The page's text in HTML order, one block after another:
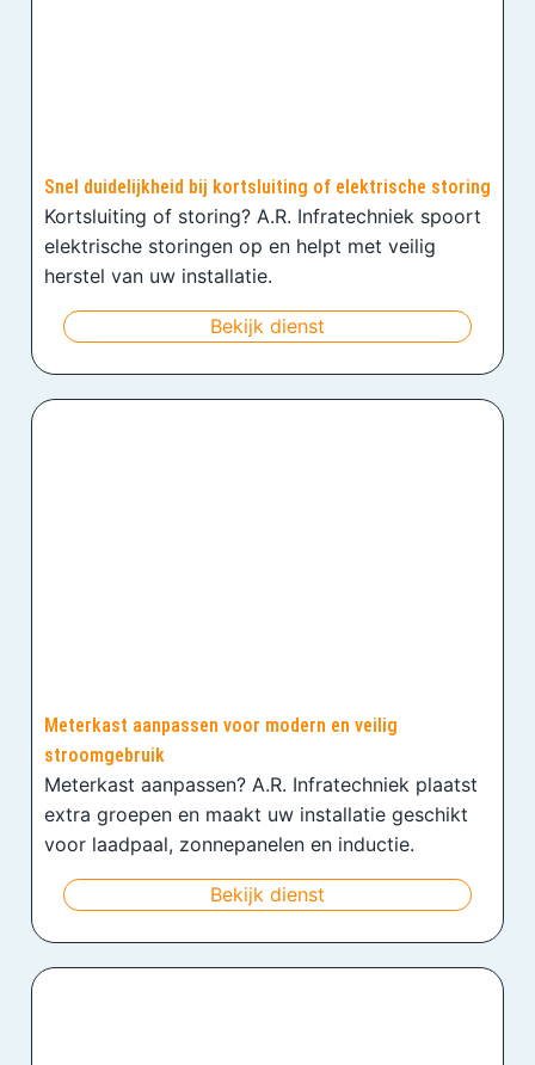
Snel duidelijkheid bij kortsluiting of elektrische storing
Kortsluiting of storing? A.R. Infratechniek spoort
elektrische storingen op en helpt met veilig
herstel van uw installatie.
Bekijk dienst
Meterkast aanpassen voor modern en veilig
stroomgebruik
Meterkast aanpassen? A.R. Infratechniek plaatst
extra groepen en maakt uw installatie geschikt
voor laadpaal, zonnepanelen en inductie.
Bekijk dienst